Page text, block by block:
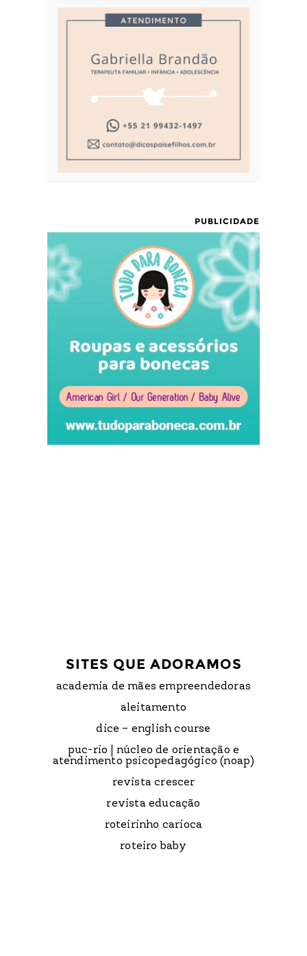
PUBLICIDADE
SITES QUE ADORAMOS
academia de mães empreendedoras
aleitamento
dice – english course
puc-rio | núcleo de orientação e
atendimento psicopedagógico (noap)
revista crescer
revista educação
roteirinho carioca
roteiro baby